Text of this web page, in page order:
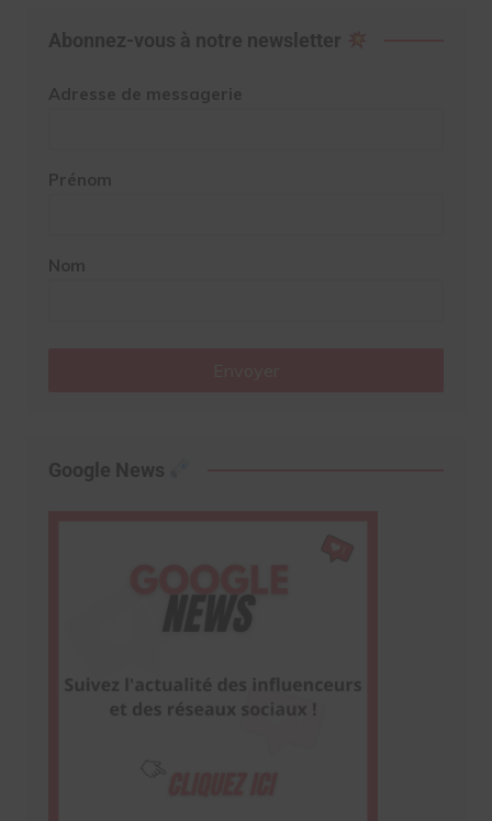
Abonnez-vous à notre newsletter
Adresse de messagerie
Prénom
Nom
Google News